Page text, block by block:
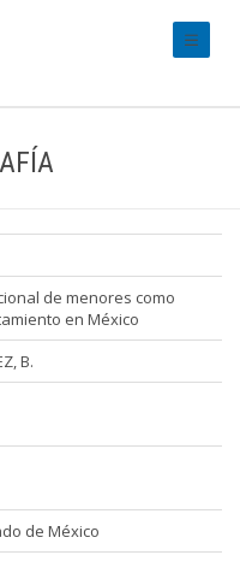
de menores como
en México
B.
de México